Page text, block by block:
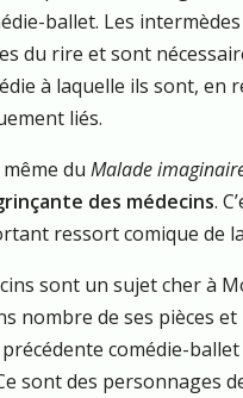
ballet. Les
du rire et sont
à laquelle ils sont, en
liés.
du Malade
des médecins.
ressort comique de
sont un sujet cher à
nombre de ses pièces
comédie-ballet
sont des personnages